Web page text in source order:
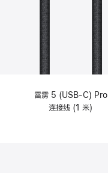
雷雳 5 (USB-C) Pro
连接线 (1 米)